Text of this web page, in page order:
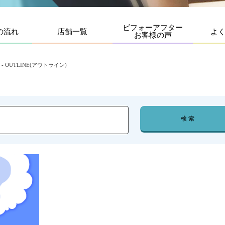
流れ 店舗一覧
ビフォーアフター
お客様の声
よ
OUTLINE(アウトライン)